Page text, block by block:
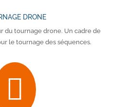
DRONE
du tournage drone. Un cadre de
le tournage des séquences.
